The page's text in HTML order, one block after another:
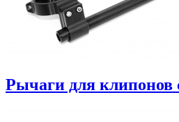
Рычаги для клипонов